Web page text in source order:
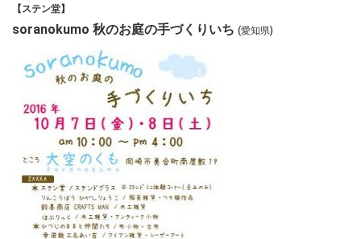
【ステン堂】
soranokumo 秋のお庭の手づくりいち (愛知県)